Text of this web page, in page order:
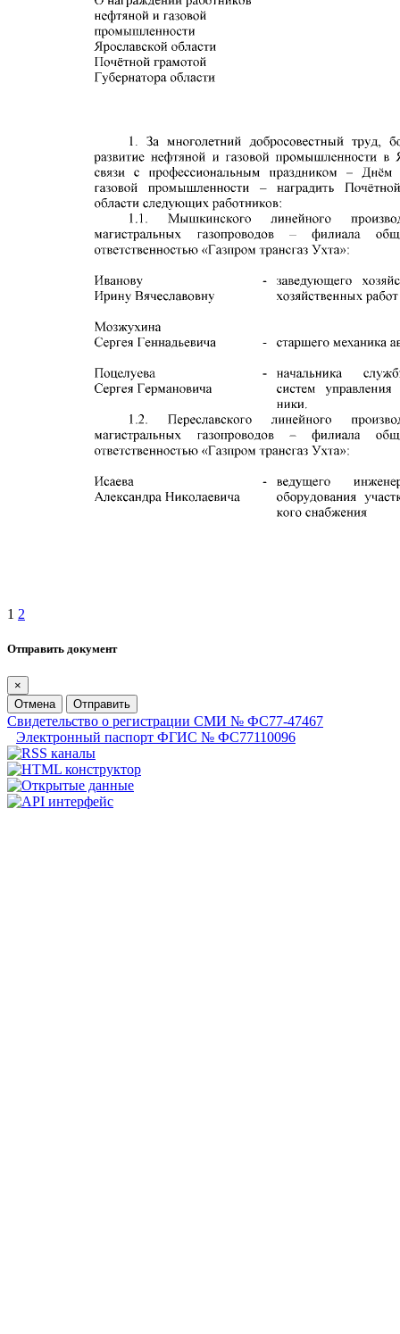
1 2
Отправить документ
×
Отмена
Отправить
Свидетельство о регистрации СМИ № ФС77-47467
Электронный паспорт ФГИС № ФС77110096